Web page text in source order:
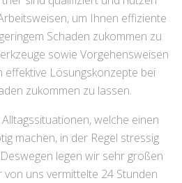
um Ihnen effiziente
Schaden zukommen zu
sowie Vorgehensweisen
effektive Lösungskonzepte bei
zukommen zu lassen.
welche einen
machen, in der Regel stressig
legen wir sehr großen
uns vermittelte 24 Stunden